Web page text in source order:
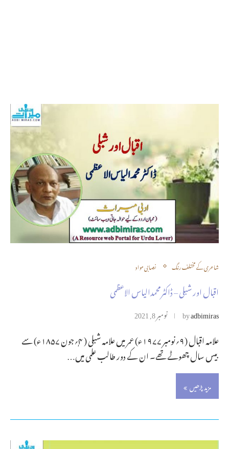
شاعری کے مختلف رنگ نصابی مواد
اقبال اور شبلی – ڈاکٹرمحمدالیاس الاعظمی
byadbimiras نومبر 8, 2021
علامہ اقبال (۹؍نومبر ۱۹۷۷ء) عمر میں علامہ شبلی ( ۴ٖ؍جون ۱۸۵۷ء) سے
بیس سال چھوٹے تھے۔ ان کے دور طالب علمی میں…
مزید پڑھیں